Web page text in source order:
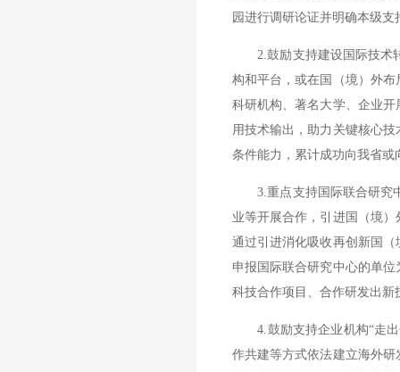
园进行调研论证并明确本级
2.鼓励支持建设国际技术转
构和平台，或在国（境）外
科研机构、著名大学、企业
用技术输出，助力关键核心
条件能力，累计成功向我省
3.重点支持国际联合研究中
业等开展合作，引进国（境
通过引进消化吸收再创新国
申报国际联合研究中心的单
科技合作项目、合作研发出
4.鼓励支持企业机构“走出
作共建等方式依法建立海外